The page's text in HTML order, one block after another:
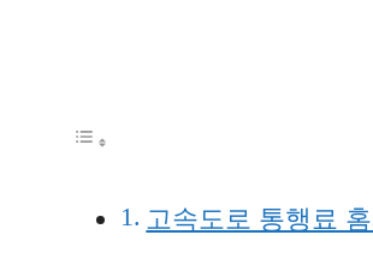
고속도로 통행료 홈